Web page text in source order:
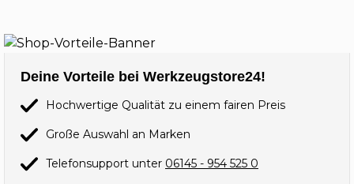
Deine Vorteile bei Werkzeugstore24!
Hochwertige Qualität zu einem fairen Preis
Große Auswahl an Marken
Telefonsupport unter 06145 - 954 525 0